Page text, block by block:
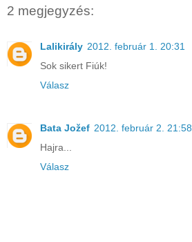
2 megjegyzés:
Lalikirály 2012. február 1. 20:31
Sok sikert Fiúk!
Válasz
Bata Jožef 2012. február 2. 21:58
Hajra...
Válasz